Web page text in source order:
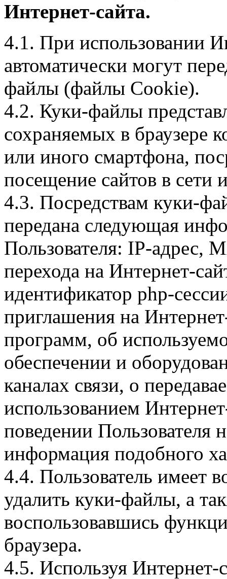
Интернет-сайта.
4.1. При использовании
автоматически могут
файлы (файлы Cookie).
4.2. Куки-файлы
сохраняемых в браузере
или иного смартфона,
посещение сайтов в сети
4.3. Посредствам куки-
передана следующая
Пользователя: IP-адрес,
перехода на Интернет-
идентификатор php-
приглашения на
программ, об
обеспечении и
каналах связи, о
использованием
поведении Пользователя
информация подобного
4.4. Пользователь имеет
удалить куки-файлы, а
воспользовавшись
браузера.
4.5. Используя Интернет-